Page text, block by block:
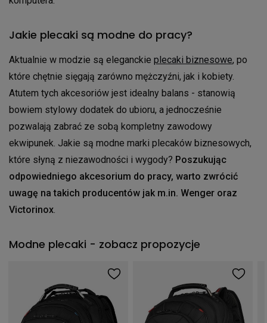
Jakie plecaki są modne do pracy?
Aktualnie w modzie są eleganckie plecaki biznesowe, po
które chętnie sięgają zarówno mężczyźni, jak i kobiety.
Atutem tych akcesoriów jest idealny balans - stanowią
bowiem stylowy dodatek do ubioru, a jednocześnie
pozwalają zabrać ze sobą kompletny zawodowy
ekwipunek. Jakie są modne marki plecaków biznesowych,
które słyną z niezawodności i wygody? Poszukując
odpowiedniego akcesorium do pracy, warto zwrócić
uwagę na takich producentów jak m.in. Wenger oraz
Victorinox.
Modne plecaki - zobacz propozycje